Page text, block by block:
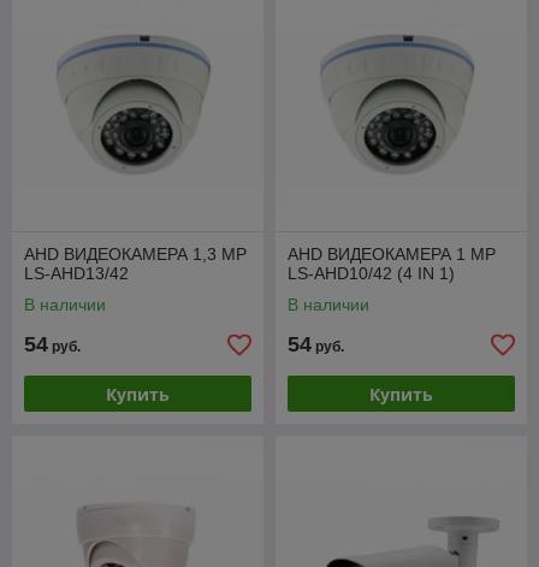
AHD ВИДЕОКАМЕРА 1,3 МР
LS-AHD13/42
В наличии
54 руб.
Купить
AHD ВИДЕОКАМЕРА 1 МР
LS-AHD10/42 (4 IN 1)
В наличии
54 руб.
Купить